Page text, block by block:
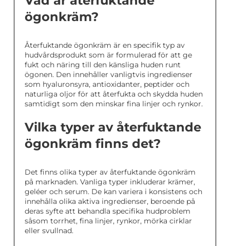
ögonkräm?
Återfuktande ögonkräm är en specifik typ av
hudvårdsprodukt som är formulerad för att ge
fukt och näring till den känsliga huden runt
ögonen. Den innehåller vanligtvis ingredienser
som hyaluronsyra, antioxidanter, peptider och
naturliga oljor för att återfukta och skydda huden
samtidigt som den minskar fina linjer och rynkor.
Vilka typer av återfuktande
ögonkräm finns det?
Det finns olika typer av återfuktande ögonkräm
på marknaden. Vanliga typer inkluderar krämer,
geléer och serum. De kan variera i konsistens och
innehålla olika aktiva ingredienser, beroende på
deras syfte att behandla specifika hudproblem
såsom torrhet, fina linjer, rynkor, mörka cirklar
eller svullnad.